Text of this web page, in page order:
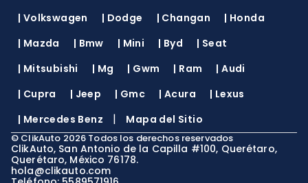
| Volkswagen | Dodge | Changan | Honda
| Mazda | Bmw | Mini | Byd | Seat
| Mitsubishi | Mg | Gwm | Ram |Audi
| Cupra | Jeep | Gmc |Acura | Lexus
| Mercedes Benz | Mapa del Sitio
© ClikAuto 2026 Todos los derechos reservados
ClikAuto, San Antonio de la Capilla #100, Querétaro,
Querétaro, México 76178.
hola@clikauto.com